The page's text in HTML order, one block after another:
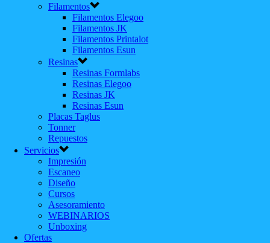
Filamentos
Filamentos Elegoo
Filamentos JK
Filamentos Printalot
Filamentos Esun
Resinas
Resinas Formlabs
Resinas Elegoo
Resinas JK
Resinas Esun
Placas Taglus
Tonner
Repuestos
Servicios
Impresión
Escaneo
Diseño
Cursos
Asesoramiento
WEBINARIOS
Unboxing
Ofertas